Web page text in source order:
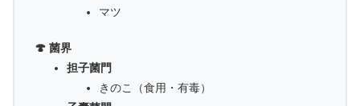
マツ
🍄 菌界
担子菌門
きのこ（食用・有毒）